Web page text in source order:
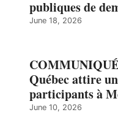
publiques de
June 18, 2026
Québec attire
participants à
June 10, 2026